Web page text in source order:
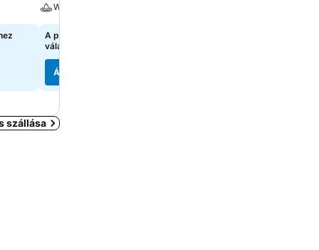
Wellness
A pontos árak megtekintéséhez
válasszon dátumokat
Árak megjelenítése
szállása